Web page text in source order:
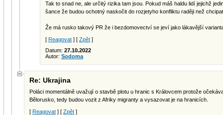
Tak to snad ne, ale určitý rizika tam jsou. Pokud máš haldu lidí jejichž
šance že budou ochotný naskočit do rozjetyho konfliktu raději než
Že má rusko takový PR že i bezdomovectví se jeví jako lákavější
[ Reagovat ] [ Zpět ]
Datum: 27.10.2022
Autor: Sodoma
Re: Ukrajina
Poláci momentálně uvažují o stavbě plotu u hranic s Královcem protože
Bělorusko, tedy budou vozit z Afriky migranty a vysazovat je na hranicích.
[ Reagovat ] [ Zpět ]